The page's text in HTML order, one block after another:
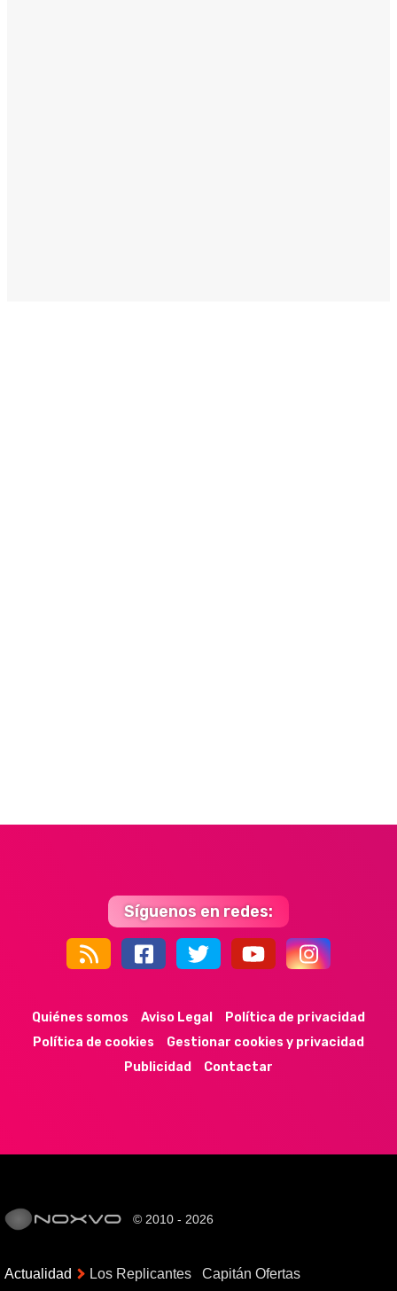
Síguenos en redes:
44k 9k 35k 352
Quiénes somos Aviso Legal
Política de privacidad
Política de cookies
Gestionar cookies y privacidad
Publicidad
Contactar
© 2010 - 2026
Actualidad Los Replicantes Capitán Ofertas